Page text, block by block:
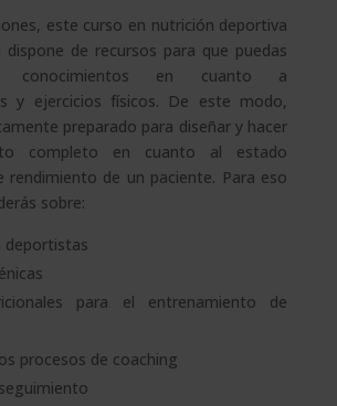
este curso en nutrición deportiva
dispone de recursos para que puedas
conocimientos en cuanto a
y ejercicios físicos. De este modo,
preparado para diseñar y hacer
completo en cuanto al estado
rendimiento de un paciente. Para eso
sobre:
deportistas
para el entrenamiento de
procesos de coaching